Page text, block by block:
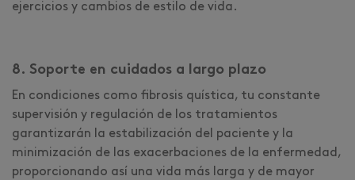
ejercicios y cambios de estilo de vida.
8. Soporte en cuidados a largo plazo
En condiciones como fibrosis quística, tu constante
supervisión y regulación de los tratamientos
garantizarán la estabilización del paciente y la
minimización de las exacerbaciones de la enfermedad,
proporcionando así una vida más larga y de mayor